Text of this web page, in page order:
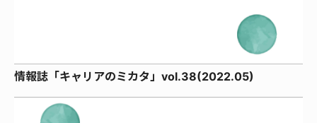
情報誌「キャリアのミカタ」vol.38(2022.05)